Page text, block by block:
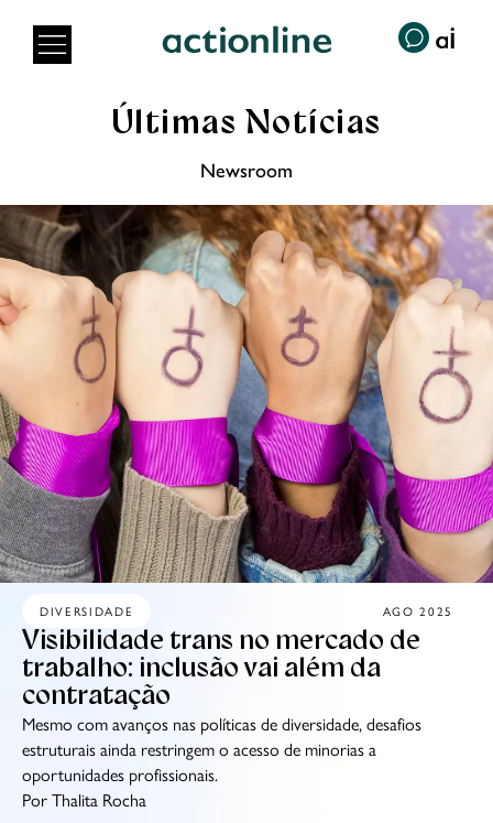
Últimas Notícias
Newsroom
DIVERSIDADE AGO 2025
Visibilidade trans no mercado de
trabalho: inclusão vai além da
contratação
Mesmo com avanços nas políticas de diversidade, desafios
estruturais ainda restringem o acesso de minorias a
oportunidades profissionais.
Por Thalita Rocha